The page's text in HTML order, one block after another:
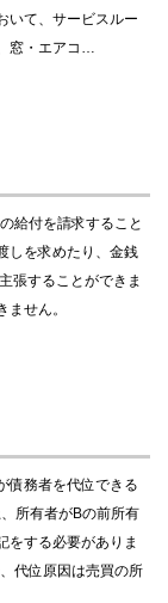
いて、サービスルー
窓・エアコ…
給付を請求すること
しを求めたり、金銭
張することができま
せん。
債務者を代位できる
所有者がBの前所有
をする必要がありま
代位原因は売買の所